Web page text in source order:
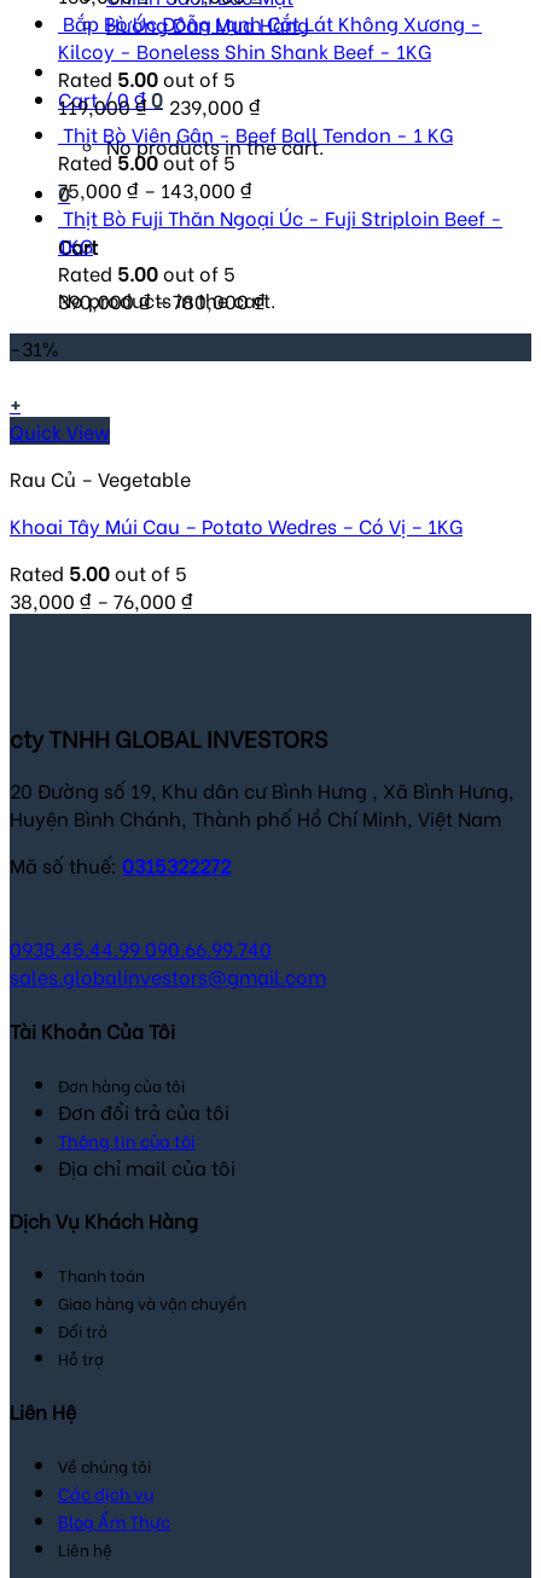
Hướng Dẫn Mua Hàng
Cart /0₫0
No products in the cart.
0
Cart
No products in the cart.
Bắp Bò Úc Đông Lạnh Cắt Lát Không Xương -
Kilcoy - Boneless Shin Shank Beef - 1KG
Rated 5.00out of 5
119,000₫– 239,000 ₫
Thịt Bò Viên Gân - Beef Ball Tendon - 1 KG
Rated5.00out of 5
75,000 ₫ – 143,000 ₫
Thịt Bò Fuji Thăn Ngoại Úc - Fuji Striploin Beef -
1KG
Rated 5.00out of 5
390,000₫–780,000₫
-31%
+
Quick View
Rau Củ – Vegetable
Khoai Tây Múi Cau – Potato Wedres – Có Vị – 1KG
Rated 5.00out of 5
38,000 ₫ – 76,000 ₫
cty TNHH GLOBAL INVESTORS
20 Đường số 19, Khu dân cư Bình Hưng , Xã Bình Hưng,
Huyện Bình Chánh, Thành phố Hồ Chí Minh, Việt Nam
Mã số thuế: 0315322272
0938.45.44.99090.66.99.740
sales.globalinvestors@gmail.com
Tài Khoản Của Tôi
Đơn hàng của tôi
Đơn đổi trả của tôi
Thông tin của tôi
Địa chỉ mail của tôi
Dịch Vụ Khách Hàng
Thanh toán
Giao hàng và vận chuyển
Đổi trả
Hỗ trợ
Liên Hệ
Về chúng tôi
Các dịch vụ
Blog Ẩm Thực
Liên hệ